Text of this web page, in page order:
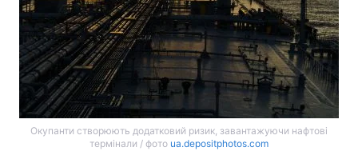
Окупанти створюють додатковий ризик, завантажуючи нафтові
термінали / фото ua.depositphotos.com